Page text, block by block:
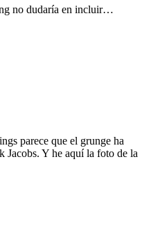
no dudaría en incluir…
parece que el grunge ha
Jacobs. Y he aquí la foto de la